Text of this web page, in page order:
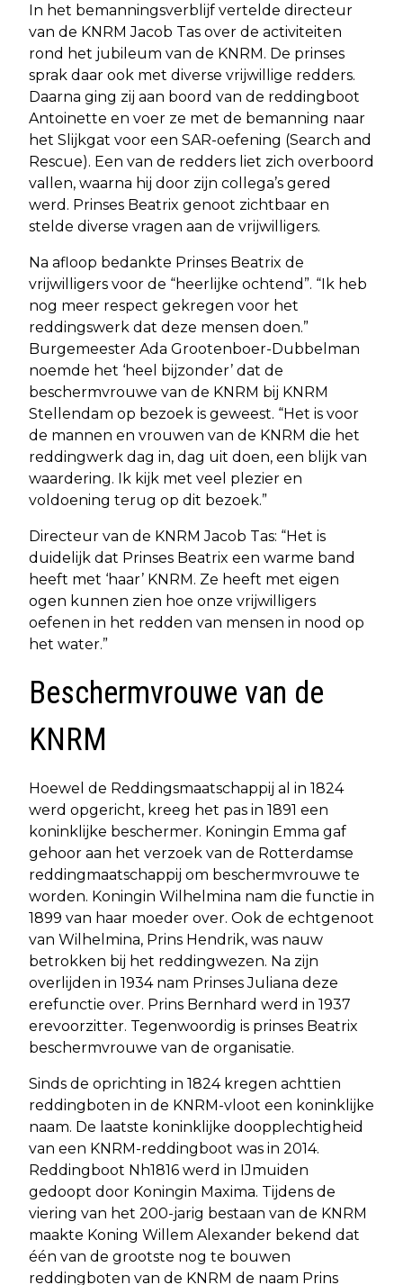
In het bemanningsverblijf vertelde directeur
van de KNRM Jacob Tas over de activiteiten
rond het jubileum van de KNRM. De prinses
sprak daar ook met diverse vrijwillige redders.
Daarna ging zij aan boord van de reddingboot
Antoinette en voer ze met de bemanning naar
het Slijkgat voor een SAR-oefening (Search and
Rescue). Een van de redders liet zich overboord
vallen, waarna hij door zijn collega’s gered
werd. Prinses Beatrix genoot zichtbaar en
stelde diverse vragen aan de vrijwilligers.
Na afloop bedankte Prinses Beatrix de
vrijwilligers voor de “heerlijke ochtend”. “Ik heb
nog meer respect gekregen voor het
reddingswerk dat deze mensen doen.”
Burgemeester Ada Grootenboer-Dubbelman
noemde het ‘heel bijzonder’ dat de
beschermvrouwe van de KNRM bij KNRM
Stellendam op bezoek is geweest. “Het is voor
de mannen en vrouwen van de KNRM die het
reddingwerk dag in, dag uit doen, een blijk van
waardering. Ik kijk met veel plezier en
voldoening terug op dit bezoek.”
Directeur van de KNRM Jacob Tas: “Het is
duidelijk dat Prinses Beatrix een warme band
heeft met ‘haar’ KNRM. Ze heeft met eigen
ogen kunnen zien hoe onze vrijwilligers
oefenen in het redden van mensen in nood op
het water.”
Beschermvrouwe van de
KNRM
Hoewel de Reddingsmaatschappij al in 1824
werd opgericht, kreeg het pas in 1891 een
koninklijke beschermer. Koningin Emma gaf
gehoor aan het verzoek van de Rotterdamse
reddingmaatschappij om beschermvrouwe te
worden. Koningin Wilhelmina nam die functie in
1899 van haar moeder over. Ook de echtgenoot
van Wilhelmina, Prins Hendrik, was nauw
betrokken bij het reddingwezen. Na zijn
overlijden in 1934 nam Prinses Juliana deze
erefunctie over. Prins Bernhard werd in 1937
erevoorzitter. Tegenwoordig is prinses Beatrix
beschermvrouwe van de organisatie.
Sinds de oprichting in 1824 kregen achttien
reddingboten in de KNRM-vloot een koninklijke
naam. De laatste koninklijke doopplechtigheid
van een KNRM-reddingboot was in 2014.
Reddingboot Nh1816 werd in IJmuiden
gedoopt door Koningin Maxima. Tijdens de
viering van het 200-jarig bestaan van de KNRM
maakte Koning Willem Alexander bekend dat
één van de grootste nog te bouwen
reddingboten van de KNRM de naam Prins